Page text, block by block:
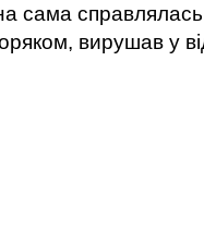
сама
вирушав у